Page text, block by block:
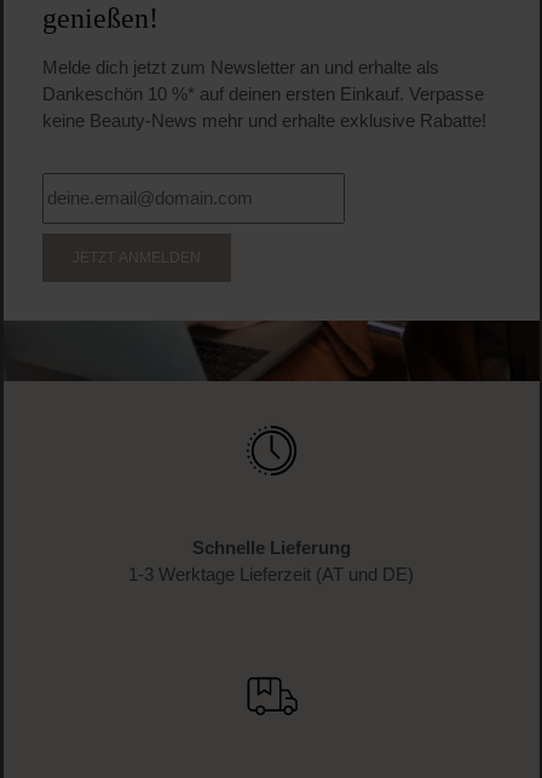
genießen!
Melde dich jetzt zum Newsletter an und erhalte als
Dankeschön 10 %* auf deinen ersten Einkauf. Verpasse
keine Beauty-News mehr und erhalte exklusive Rabatte!
JETZT ANMELDEN
Schnelle Lieferung
1-3 Werktage Lieferzeit (AT und DE)